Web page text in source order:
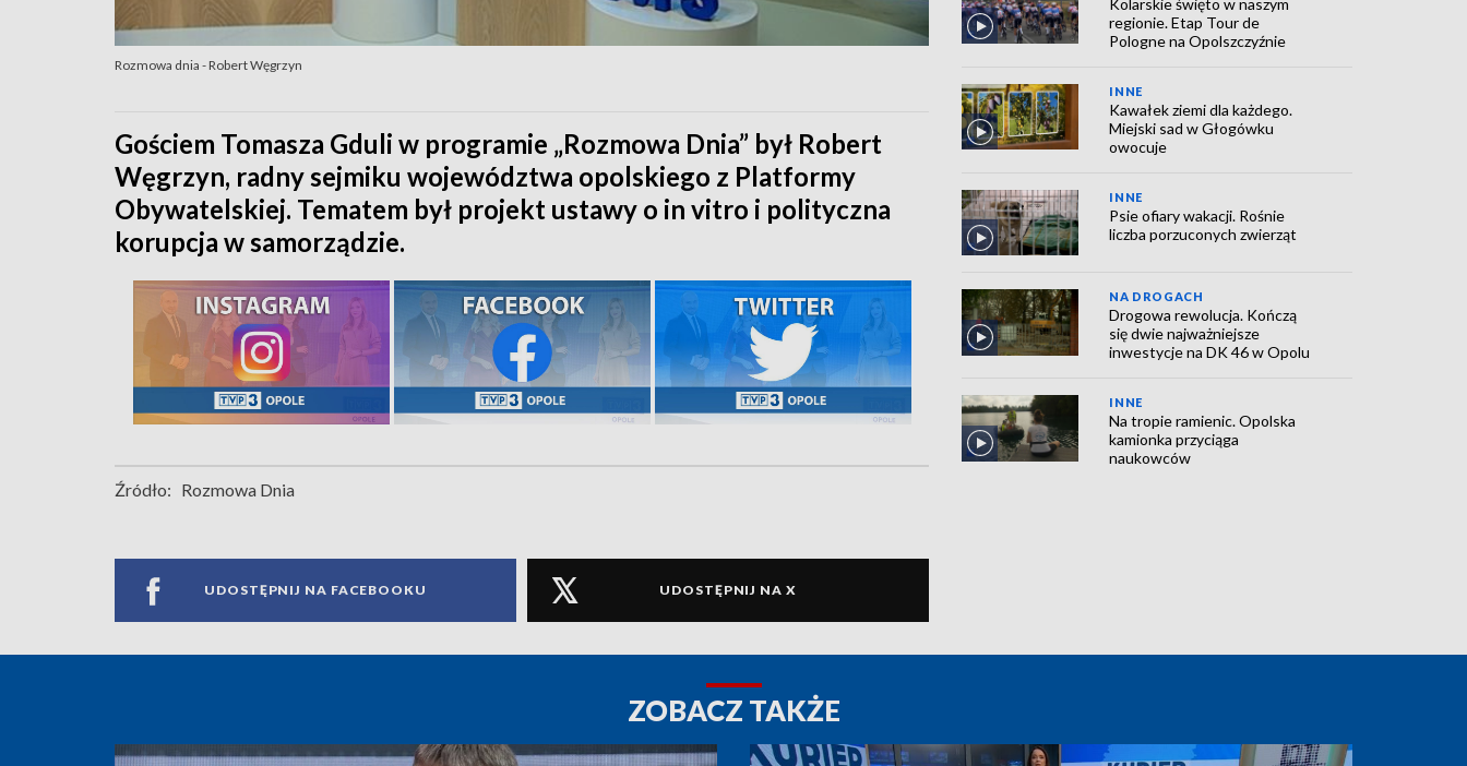
Rozmowa dnia - Robert Węgrzyn
Gościem Tomasza Gduli w programie „Rozmowa Dnia” był Robert
Węgrzyn, radny sejmiku województwa opolskiego z Platformy
Obywatelskiej. Tematem był projekt ustawy o in vitro i polityczna
korupcja w samorządzie.
Źródło: Rozmowa Dnia
UDOSTĘPNIJ NA FACEBOOKU UDOSTĘPNIJ NA X
regionie. Etap Tour de
Pologne na Opolszczyźnie
INNE
Kawałek ziemi dla każdego.
Miejski sad w Głogówku
owocuje
INNE
Psie ofiary wakacji. Rośnie
liczba porzuconych zwierząt
NA DROGACH
Drogowa rewolucja. Kończą
się dwie najważniejsze
inwestycje na DK 46 w Opolu
INNE
Na tropie ramienic. Opolska
kamionka przyciąga
naukowców
ZOBACZ TAKŻE